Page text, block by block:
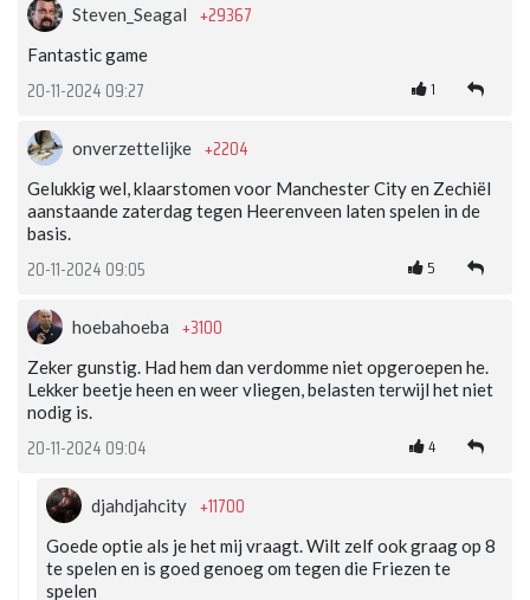
Steven_Seagal +29367
Fantastic game
20-11-2024 09:27 1
onverzettelijke +2204
Gelukkig wel, klaarstomen voor Manchester City en Zechiël
aanstaande zaterdag tegen Heerenveen laten spelen in de
basis.
20-11-2024 09:05 5
hoebahoeba +3100
Zeker gunstig. Had hem dan verdomme niet opgeroepen he.
Lekker beetje heen en weer vliegen, belasten terwijl het niet
nodig is.
20-11-2024 09:04 4
djahdjahcity +11700
Goede optie als je het mij vraagt. Wilt zelf ook graag op 8
te spelen en is goed genoeg om tegen die Friezen te
spelen